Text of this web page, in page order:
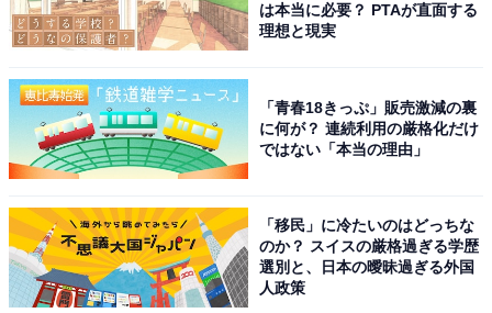
は本当に必要？ PTAが直面する
理想と現実
「青春18きっぷ」販売激減の裏
に何が？ 連続利用の厳格化だけ
ではない「本当の理由」
「移民」に冷たいのはどっちな
のか？ スイスの厳格過ぎる学歴
選別と、日本の曖昧過ぎる外国
人政策